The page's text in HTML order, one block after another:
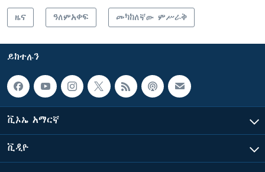
ዜና ዓለምአቀፍ መካከለኛው ምሥራቅ
ይከተሉን
ቪኦኤ አማርኛ
ቪዲዮ